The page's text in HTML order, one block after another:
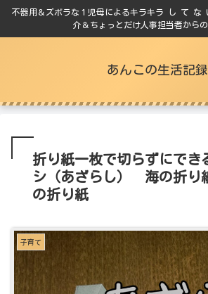
不器用＆ズボラな１児母によるキラキラ し て な
介＆ちょっとだけ人事担当者から
あんこの生活記録
折り紙一枚で切らずにで
シ（あざらし） 海の折
の折り紙
子育て